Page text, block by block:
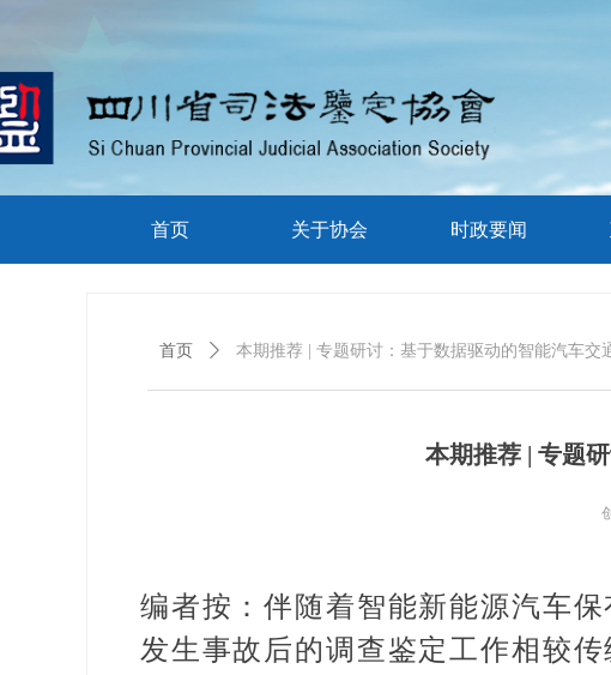
首页 关于协会 时政要闻
本期推荐 | 专题
编者按：伴随着智能新能源汽车
发生事故后的调查鉴定工作相较
首页 ꄲ 本期推荐 | 专题研讨：基于数据驱动的智能汽车交